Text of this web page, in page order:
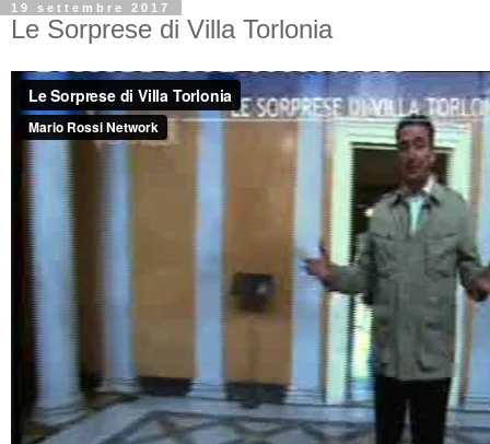
19 settembre 2017
Le Sorprese di Villa Torlonia